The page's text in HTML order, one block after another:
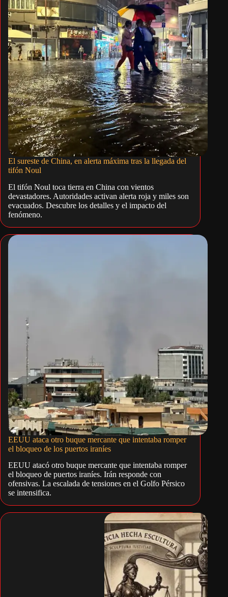
El sureste de China, en alerta máxima tras la llegada del
tifón Noul
El tifón Noul toca tierra en China con vientos
devastadores. Autoridades activan alerta roja y miles son
evacuados. Descubre los detalles y el impacto del
fenómeno.
EEUU ataca otro buque mercante que intentaba romper
el bloqueo de los puertos iraníes
EEUU atacó otro buque mercante que intentaba romper
el bloqueo de puertos iraníes. Irán responde con
ofensivas. La escalada de tensiones en el Golfo Pérsico
se intensifica.